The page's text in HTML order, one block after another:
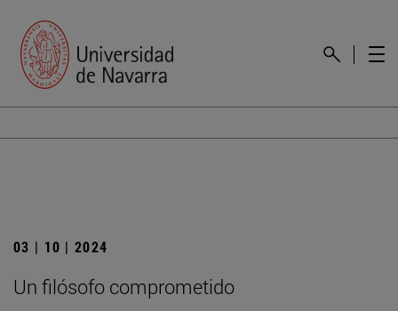
03 | 10 | 2024
Un filósofo comprometido